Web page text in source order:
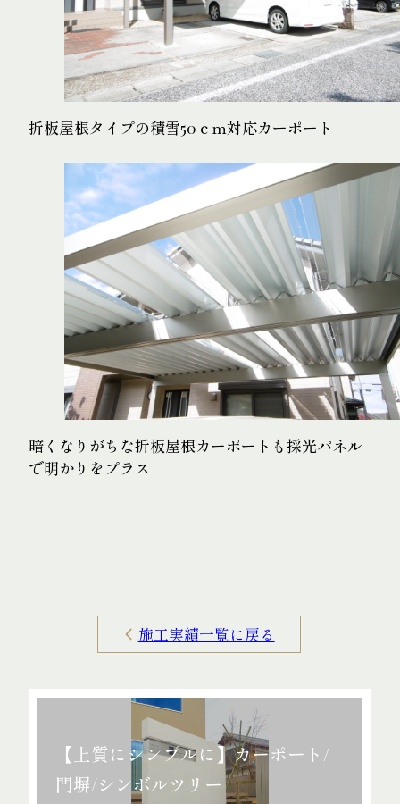
折板屋根タイプの積雪50ｃｍ対応カーポート
暗くなりがちな折板屋根カーポートも採光パネル
で明かりをプラス
施工実績一覧に戻る
【上質にシンプルに】カーポート/
門塀/シンボルツリー